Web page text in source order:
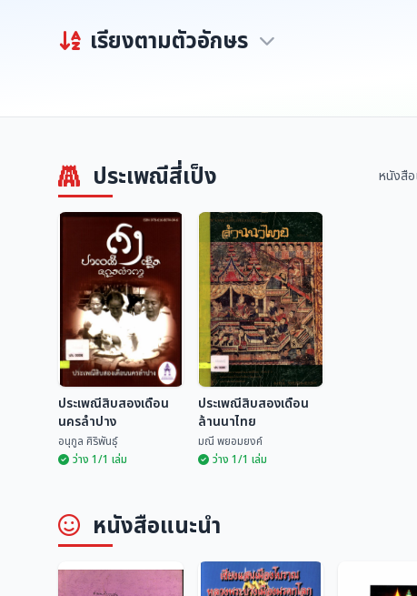
เรียงตามตัวอักษร
ประเพณีสี่เป็ง หนังสือ
นครลำปาง
อนุกูล ศิริพันธุ์
ประเพณีสิบสองเดือน
นครลำปาง
อนุกูล ศิริพันธุ์
ว่าง 1/1 เล่ม
ล้านนาไทย
ประเพณีสิบสองเดือน
ล้านนาไทย
มณี พยอมยงค์
ว่าง 1/1 เล่ม
หนังสือแนะนำ